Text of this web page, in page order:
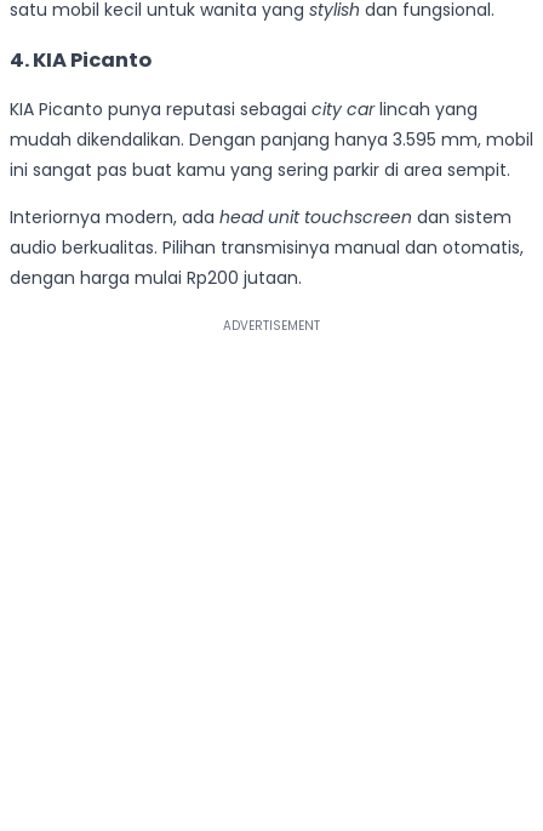
satu mobil kecil untuk wanita yang stylish dan fungsional.
4. KIA Picanto
KIA Picanto punya reputasi sebagai city carlincah yang
mudah dikendalikan. Dengan panjang hanya 3.595 mm, mobil
ini sangat pas buat kamu yang sering parkir di area sempit.
Interiornya modern, ada head unit touchscreen dan sistem
audio berkualitas. Pilihan transmisinya manual dan otomatis,
dengan harga mulai Rp200 jutaan.